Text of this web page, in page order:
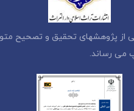
از پژوهشهای تحقیق و تصحیح
می رساند.